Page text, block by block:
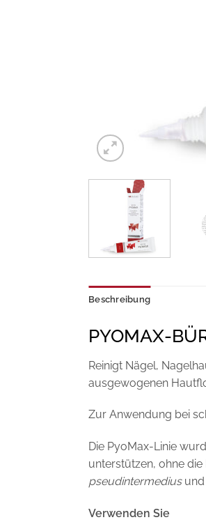
Beschreibung
PYOMAX-
Reinigt Nägel,
ausgewogenen
Zur Anwendung bei
Die PyoMax-Linie
unterstützen, ohne
pseudintermedius und
Verwenden Sie